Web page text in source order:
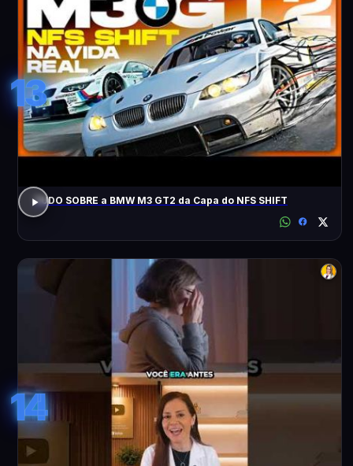
13
TUDO SOBRE a BMW M3 GT2 da Capa do NFS SHIFT
14